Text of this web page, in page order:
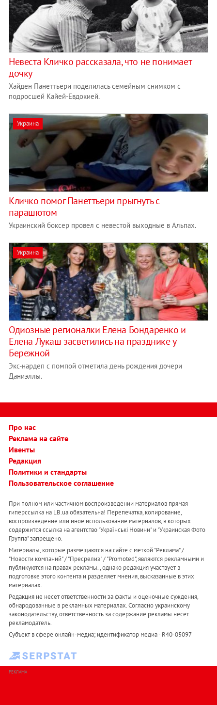
Невеста Кличко рассказала, что не понимает
дочку
Хайден Панеттьери поделилась семейным снимком с
подросшей Кайей-Евдокией.
Украина
Кличко помог Панеттьери прыгнуть с
парашютом
Украинский боксер провел с невестой выходные в Альпах.
Украина
Одиозные регионалки Елена Бондаренко и
Елена Лукаш засветились на празднике у
Бережной
Экс-нардеп с помпой отметила день рождения дочери
Даниэллы.
Про нас
Реклама на сайте
Ивенты
Редакция
Политики и стандарты
Пользовательское соглашение
При полном или частичном воспроизведении материалов прямая
гиперссылка на LB.ua обязательна! Перепечатка, копирование,
воспроизведение или иное использование материалов, в которых
содержится ссылка на агентство "Українськi Новини" и "Украинская Фото
Группа" запрещено.
Материалы, которые размещаются на сайте с меткой "Реклама" /
"Новости компаний" / "Пресрелиз" / "Promoted", являются рекламными и
публикуются на правах рекламы. , однако редакция участвует в
подготовке этого контента и разделяет мнения, высказанные в этих
материалах.
Редакция не несет ответственности за факты и оценочные суждения,
обнародованные в рекламных материалах. Согласно украинскому
законодательству, ответственность за содержание рекламы несет
рекламодатель.
Субъект в сфере онлайн-медиа; идентификатор медиа - R40-05097
РЕКЛАМА